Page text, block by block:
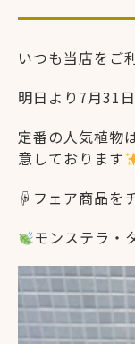
いつも当店をご
明日より7月31
定番の人気植物
意しております
☟フェア商品を
モンステラ・